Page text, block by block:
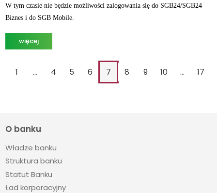
W tym czasie nie będzie możliwości zalogowania się do SGB24/SGB24
Biznes i do SGB Mobile.
więcej
1 ... 4 5 6 7 8 9 10 ... 17
O banku
Władze banku
Struktura banku
Statut Banku
Ład korporacyjny